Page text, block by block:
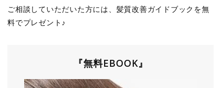
ご相談していただいた方には、髪質改善ガイドブックを無
料でプレゼント♪
『無料EBOOK』